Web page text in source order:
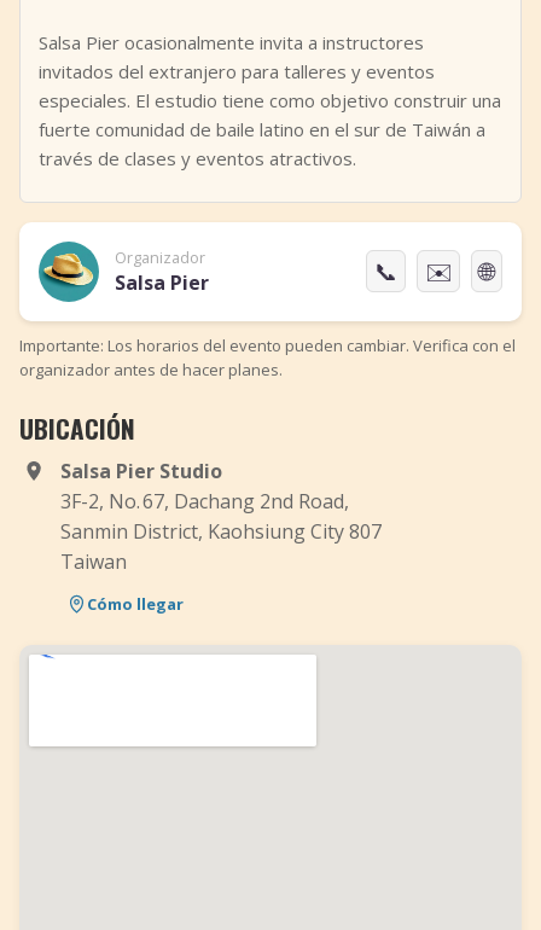
Salsa Pier ocasionalmente invita a instructores
invitados del extranjero para talleres y eventos
especiales. El estudio tiene como objetivo construir una
fuerte comunidad de baile latino en el sur de Taiwán a
través de clases y eventos atractivos.
Organizador
Salsa Pier 📞 ✉️ 🌐
Importante: Los horarios del evento pueden cambiar. Verifica con el
organizador antes de hacer planes.
UBICACIÓN
Salsa Pier Studio
3F-2, No. 67, Dachang 2nd Road,
Sanmin District, Kaohsiung City 807
Taiwan
Cómo llegar